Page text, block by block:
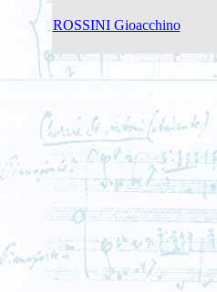
ROSSINI Gioacchino